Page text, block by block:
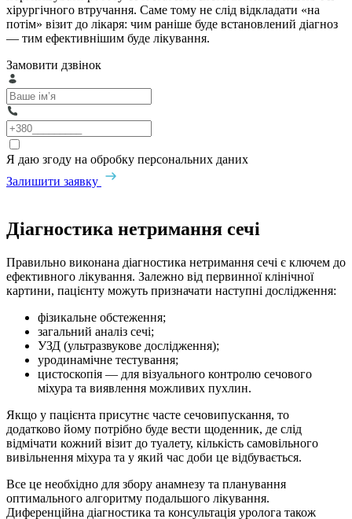
хірургічного втручання. Саме тому не слід відкладати «на
потім» візит до лікаря: чим раніше буде встановлений діагноз
— тим ефективнішим буде лікування.
Замовити дзвінок
Я даю згоду на обробку персональних даних
Залишити заявку
Діагностика нетримання сечі
Правильно виконана діагностика нетримання сечі є ключем до
ефективного лікування. Залежно від первинної клінічної
картини, пацієнту можуть призначати наступні дослідження:
фізикальне обстеження;
загальний аналіз сечі;
УЗД (ультразвукове дослідження);
уродинамічне тестування;
цистоскопія — для візуального контролю сечового
міхура та виявлення можливих пухлин.
Якщо у пацієнта присутнє часте сечовипускання, то
додатково йому потрібно буде вести щоденник, де слід
відмічати кожний візит до туалету, кількість самовільного
вивільнення міхура та у який час доби це відбувається.
Все це необхідно для збору анамнезу та планування
оптимального алгоритму подальшого лікування.
Диференційна діагностика та консультація уролога також